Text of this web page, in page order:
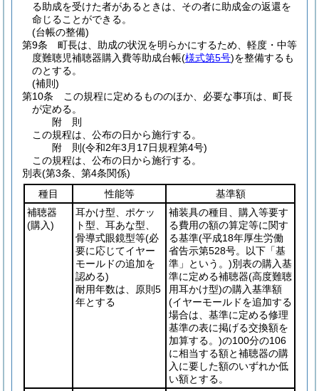
る助成を受けた者があるときは、その者に助成金の返還を
命じることができる。
(台帳の整備)
第9条
町長は、助成の状況を明らかにするため、軽度・中等
度難聴児補聴器購入費等助成台帳(様式第5号)を整備するも
のとする。
(補則)
第10条
この規程に定めるもののほか、必要な事項は、町長
が定める。
附 則
この規程は、公布の日から施行する。
附 則(令和2年3月17日規程第4号)
この規程は、公布の日から施行する。
別表(第3条、第4条関係)
種目
性能等
基準額
補聴器
(購入)
耳かけ型、ポケッ
ト型、耳あな型、
骨導式眼鏡型等(必
要に応じてイヤー
モールドの追加を
認める)
耐用年数は、原則5
年とする
補装具の種目、購入等要す
る費用の額の算定等に関す
る基準(平成18年厚生労働
省告示第528号。以下「基
準」という。)別表の購入基
準に定める補聴器(高度難聴
用耳かけ型)の購入基準額
(イヤーモールドを追加する
場合は、基準に定める修理
基準の表に掲げる交換額を
加算する。)の100分の106
に相当する額と補聴器の購
入に要した額のいずれか低
い額とする。